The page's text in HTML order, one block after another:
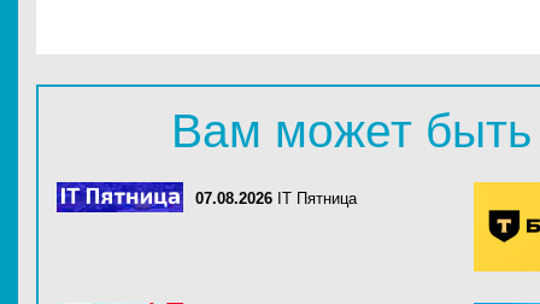
Вам может быть
07.08.2026 IT Пятница